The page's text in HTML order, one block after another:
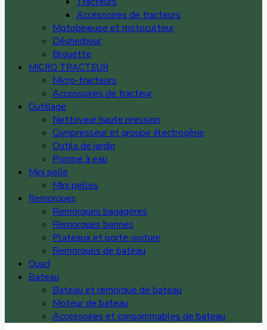
Accessoires de tracteurs
Motobineuse et motoculteur
Désherbeur
Brouette
MICRO TRACTEUR
Micro-tracteurs
Accessoires de tracteur
Outillage
Nettoyeur haute pression
Compresseur et groupe électrogène
Outils de jardin
Pompe à eau
Mini pelle
Mini pelles
Remorques
Remorques bagagères
Remorques bennes
Plateaux et porte-voiture
Remorques de bateau
Quad
Bateau
Bateau et remorque de bateau
Moteur de bateau
Accessoires et consommables de bateau